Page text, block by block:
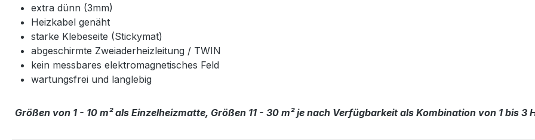
extra dünn (3mm)
Heizkabel genäht
starke Klebeseite (Stickymat)
abgeschirmte Zweiaderheizleitung / TWIN
kein messbares elektromagnetisches Feld
wartungsfrei und langlebig
Größen von 1 - 10 m² als Einzelheizmatte, Größen 11 - 30 m² je nach Verfügbarkeit als Kombination von 1 bis 3